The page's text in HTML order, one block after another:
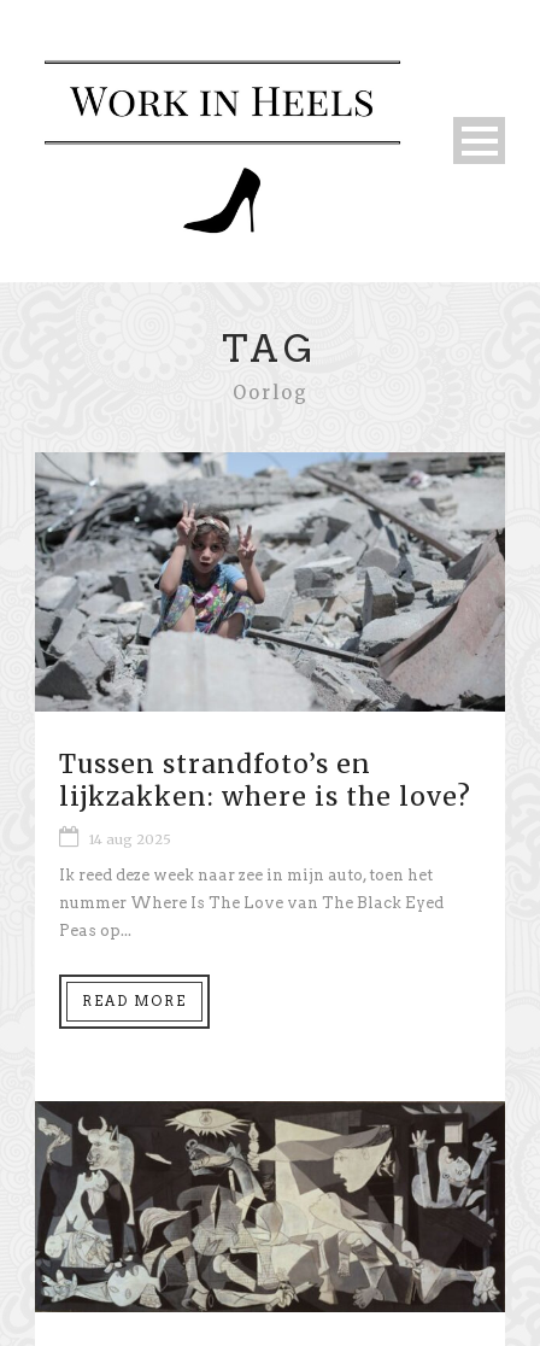
TAG
Oorlog
Tussen strandfoto’s en
lijkzakken: where is the love?
14 aug 2025
Ik reed deze week naar zee in mijn auto, toen het
nummer Where Is The Love van The Black Eyed
Peas op...
READ MORE